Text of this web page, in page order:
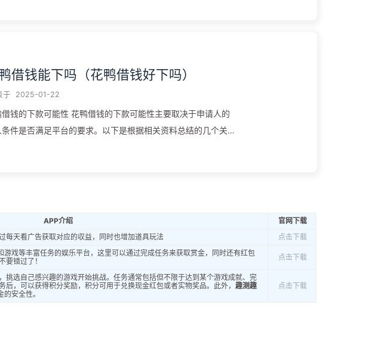
借钱能下吗（花鸭借钱好下吗）
于 2025-01-22
借钱的下款可能性 花鸭借钱的下款可能性主要取决于申请人的
件是否满足平台的要求。以下是根据相关资料总结的几个关键
APP介绍
官网下载
每天看广告获取对应的収益，同时也增加道具玩法 点击下载
戏等丰富任务的娱乐平台，这里可以通过完成任务来获取赏金，同时还有红包
要错过了！
点击下载
挑选自己感兴趣的游戏开始挑战。任务通常包括但不限于达到某个游戏成就、完
后，可以获得积分奖励，积分可用于兑换现金红包或者实物奖品。此外，趣测趣
安全性。
点击下载